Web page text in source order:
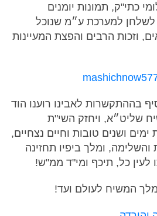
כתי"ק, תמונות יומנים
לשלחן למערכת ע״מ שנוכל
וזכות הרבים והפצת המעיינות
בההתקשרות לאבינו רוענו הוד
שליט״א, ויחזק השי"ת
ימים ושנים טובות וחיים נצחיים,
והשלימה, ומלך ביפיו תחזינה
לעין כל, תיכף ומי"ד ממ"ש!
מלך המשיח לעולם ועד!